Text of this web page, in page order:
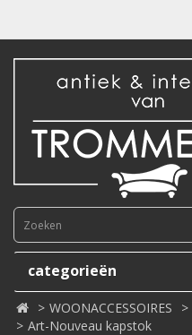
categorieën
WOONACCESSOIRES
Art-Nouveau kapstok